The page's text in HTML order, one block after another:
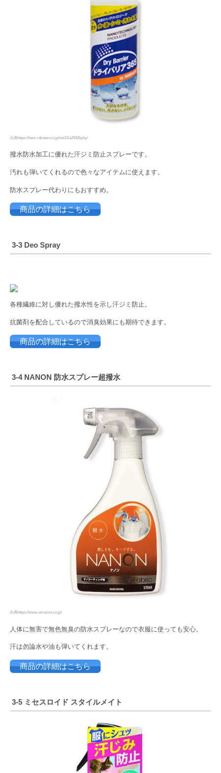
出典https://item.rakuten.co.jp/nst21/a2542byhy/
撥水防水加工に優れた汗ジミ防止スプレーです。
汚れも弾いてくれるので色々なアイテムに使えます。
防水スプレー代わりにもおすすめ。
商品の詳細はこちら
3-3 Deo Spray
各種繊維に対し優れた撥水性を示し汗ジミ防止。
抗菌剤を配合しているので消臭効果にも期待できます。
商品の詳細はこちら
3-4 NANON 防水スプレー超撥水
出典https://www.amazon.co.jp/
人体に無害で無色無臭の防水スプレーなので衣服に使っても安心。
汗は勿論水や油も弾いてくれます。
商品の詳細はこちら
3-5 ミセスロイド スタイルメイト